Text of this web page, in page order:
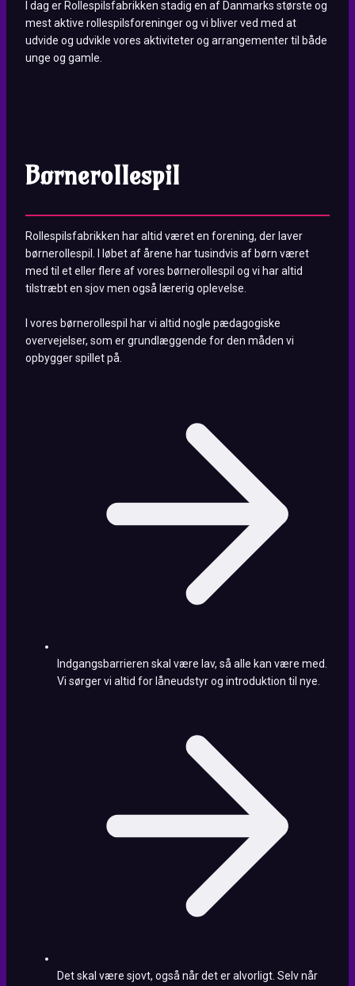
I dag er Rollespilsfabrikken stadig en af Danmarks største og
mest aktive rollespilsforeninger og vi bliver ved med at
udvide og udvikle vores aktiviteter og arrangementer til både
unge og gamle.
Børnerollespil
Rollespilsfabrikken har altid været en forening, der laver
børnerollespil. I løbet af årene har tusindvis af børn været
med til et eller flere af vores børnerollespil og vi har altid
tilstræbt en sjov men også lærerig oplevelse.
I vores børnerollespil har vi altid nogle pædagogiske
overvejelser, som er grundlæggende for den måden vi
opbygger spillet på.
Indgangsbarrieren skal være lav, så alle kan være med.
Vi sørger vi altid for låneudstyr og introduktion til nye.
Det skal være sjovt, også når det er alvorligt. Selv når